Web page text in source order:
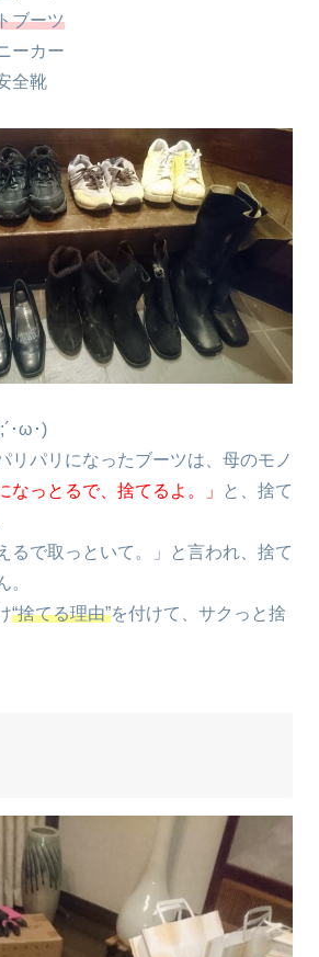
ブーツ
ーカー
全靴
･ω･)
リパリになったブーツは、母のモノ
なっとるで、捨てるよ。」
と、捨て
るで取っといて。」と言われ、捨て
。
“捨てる理由”を付けて、サクっと捨